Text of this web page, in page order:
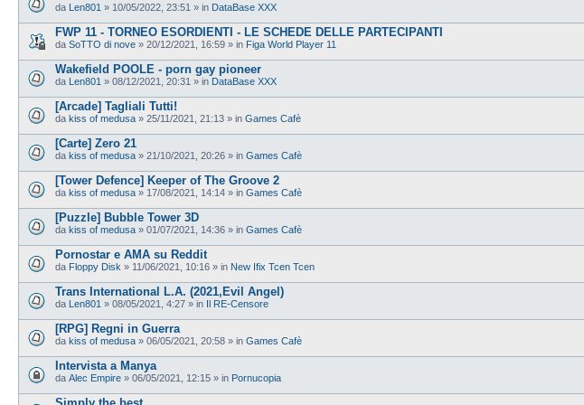
da Len801 » 10/05/2022, 23:51 » in DataBase XXX
FWP 11 - TORNEO ESORDIENTI - LE SCHEDE DELLE PARTECIPANTI
da SoTTO di nove » 20/12/2021, 16:59 » in Figa World Player 11
Wakefield POOLE - porn gay pioneer
da Len801 » 08/12/2021, 20:31 » in DataBase XXX
[Arcade] Tagliali Tutti!
da kiss of medusa » 25/11/2021, 21:13 » in Games Cafè
[Carte] Zero 21
da kiss of medusa » 21/10/2021, 20:26 » in Games Cafè
[Tower Defence] Keeper of The Groove 2
da kiss of medusa » 17/08/2021, 14:14 » in Games Cafè
[Puzzle] Bubble Tower 3D
da kiss of medusa » 01/07/2021, 14:36 » in Games Cafè
Pornostar e AMA su Reddit
da Floppy Disk » 11/06/2021, 10:16 » in New Ifix Tcen Tcen
Trans International L.A. (2021,Evil Angel)
da Len801 » 08/05/2021, 4:27 » in Il RE-Censore
[RPG] Regni in Guerra
da kiss of medusa » 06/05/2021, 20:58 » in Games Cafè
Intervista a Manya
da Alec Empire » 06/05/2021, 12:15 » in Pornucopia
Simply the best